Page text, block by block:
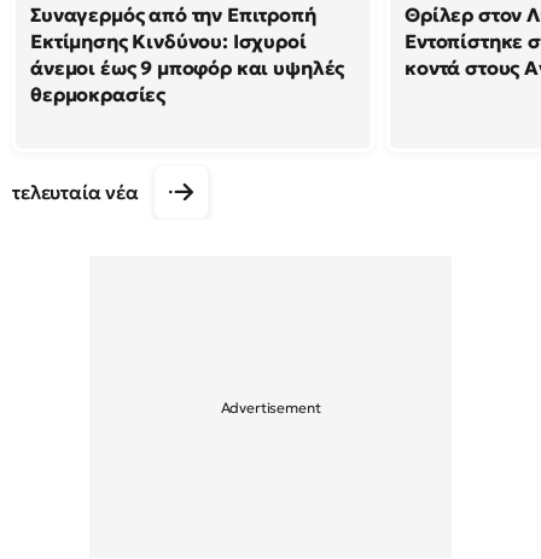
Συναγερμός από την Επιτροπή
Εκτίμησης Κινδύνου: Ισχυροί
άνεμοι έως 9 μποφόρ και υψηλές
θερμοκρασίες
Θρίλερ στον
Εντοπίστηκε
κοντά στους
τελευταία νέα